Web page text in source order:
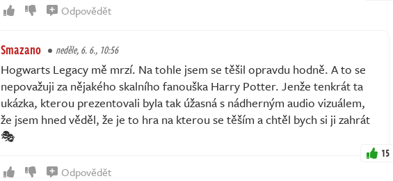
Odpovědět
Smazano neděle, 6. 6., 10:56
Hogwarts Legacy mě mrzí. Na tohle jsem se těšil opravdu hodně. A to se
nepovažuji za nějakého skalního fanouška Harry Potter. Jenže tenkrát ta
ukázka, kterou prezentovali byla tak úžasná s nádherným audio vizuálem,
že jsem hned věděl, že je to hra na kterou se těším a chtěl bych si ji zahrát
🎭
15
Odpovědět